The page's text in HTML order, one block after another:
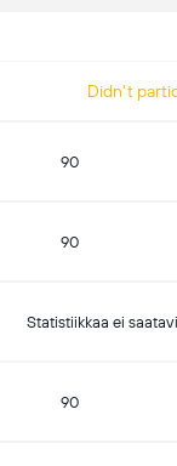
Didn't
90
90
Statistiikkaa ei
90